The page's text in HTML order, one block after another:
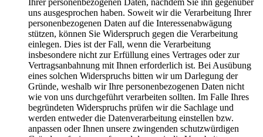
Ihrer personenbezogenen Daten, nachdem Sie ihn gegenüber
uns ausgesprochen haben. Soweit wir die Verarbeitung Ihrer
personenbezogenen Daten auf die Interessenabwägung
stützen, können Sie Widerspruch gegen die Verarbeitung
einlegen. Dies ist der Fall, wenn die Verarbeitung
insbesondere nicht zur Erfüllung eines Vertrages oder zur
Vertragsanbahnung mit Ihnen erforderlich ist. Bei Ausübung
eines solchen Widerspruchs bitten wir um Darlegung der
Gründe, weshalb wir Ihre personenbezogenen Daten nicht
wie von uns durchgeführt verarbeiten sollten. Im Falle Ihres
begründeten Widerspruchs prüfen wir die Sachlage und
werden entweder die Datenverarbeitung einstellen bzw.
anpassen oder Ihnen unsere zwingenden schutzwürdigen